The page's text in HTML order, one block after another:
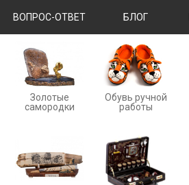
ВОПРОС-ОТВЕТ БЛОГ
Золотые
cамородки
Обувь ручной
работы